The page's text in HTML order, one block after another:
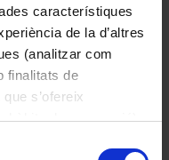
característiques
de la d’altres
(analitzar com
finalitats de
s’ofereix
hàbits de navegació).